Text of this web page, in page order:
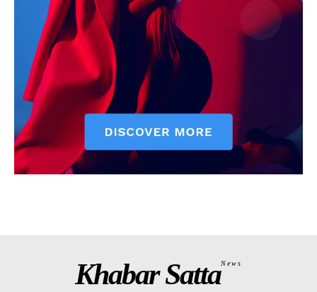
Khabar SattaNews